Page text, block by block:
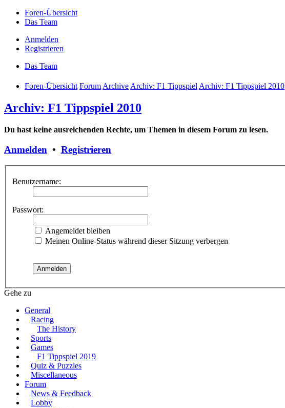
Foren-Übersicht
Das Team
Anmelden
Registrieren
Das Team
Foren-Übersicht ForumArchiveArchiv: F1 TippspielArchiv: F1 Tippspiel 2010
Archiv: F1 Tippspiel 2010
Du hast keine ausreichenden Rechte, um Themen in diesem Forum zu lesen.
Anmelden • Registrieren
Benutzername:
Passwort:
Angemeldet bleiben
Meinen Online-Status während dieser Sitzung verbergen
Gehe zu
General
Racing
The History
Sports
Games
F1 Tippspiel 2019
Quiz & Puzzles
Miscellaneous
Forum
News & Feedback
Lobby